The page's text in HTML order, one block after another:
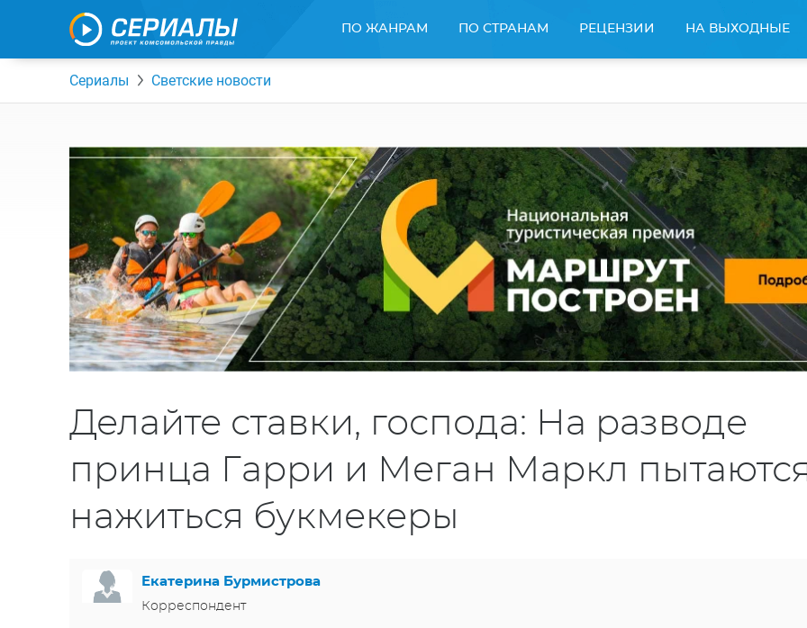
ПО ЖАНРАМ ПО СТРАНАМ РЕЦЕНЗИИ НА ВЫХОДНЫЕ
Сериалы Светские новости
Делайте ставки, господа: На разводе
принца Гарри и Меган Маркл
нажиться букмекеры
Екатерина Бурмистрова
Корреспондент